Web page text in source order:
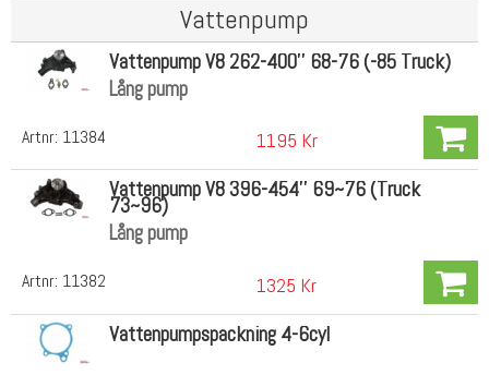
Vattenpump
Artnr: 11384
Vattenpump V8 262-400'' 68-76 (-85 Truck)
Lång pump
1195 Kr
Artnr: 11382
Vattenpump V8 396-454'' 69~76 (Truck
73~96)
Lång pump
1325 Kr
Vattenpumpspackning 4-6cyl